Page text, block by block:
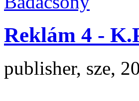
Reklám 4 -
publisher, sze,